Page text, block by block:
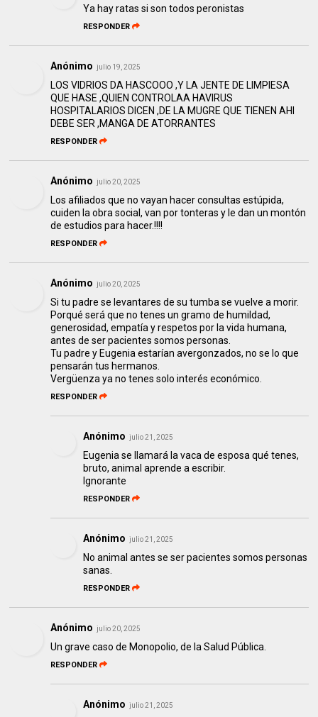
Ya hay ratas si son todos peronistas
RESPONDER
Anónimo julio 19, 2025
LOS VIDRIOS DA HASCOOO ,Y LA JENTE DE LIMPIESA
QUE HASE ,QUIEN CONTROLAA HAVIRUS
HOSPITALARIOS DICEN ,DE LA MUGRE QUE TIENEN AHI
DEBE SER ,MANGA DE ATORRANTES
RESPONDER
Anónimo julio 20, 2025
Los afiliados que no vayan hacer consultas estúpida,
cuiden la obra social, van por tonteras y le dan un montón
de estudios para hacer.!!!!
RESPONDER
Anónimo julio 20, 2025
Si tu padre se levantares de su tumba se vuelve a morir.
Porqué será que no tenes un gramo de humildad,
generosidad, empatía y respetos por la vida humana,
antes de ser pacientes somos personas.
Tu padre y Eugenia estarían avergonzados, no se lo que
pensarán tus hermanos.
Vergüenza ya no tenes solo interés económico.
RESPONDER
Anónimo julio 21, 2025
Eugenia se llamará la vaca de esposa qué tenes,
bruto, animal aprende a escribir.
Ignorante
RESPONDER
Anónimo julio 21, 2025
No animal antes se ser pacientes somos personas
sanas.
RESPONDER
Anónimo julio 20, 2025
Un grave caso de Monopolio, de la Salud Pública.
RESPONDER
Anónimo julio 21, 2025